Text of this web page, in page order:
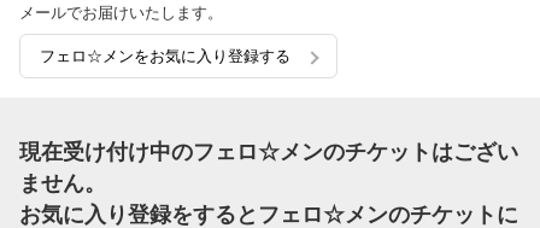
メールでお届けいたします。
フェロ☆メンをお気に入り登録する
現在受け付け中のフェロ☆メンのチケットはござい
ません。
お気に入り登録をするとフェロ☆メンのチケットに